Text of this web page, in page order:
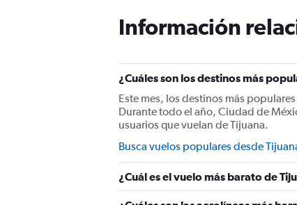
Información
¿Cuáles son los destinos más
Este mes, los destinos más
Durante todo el año, Ciudad de
usuarios que vuelan de Tijuana.
Busca vuelos populares desde
¿Cuál es el vuelo más barato de